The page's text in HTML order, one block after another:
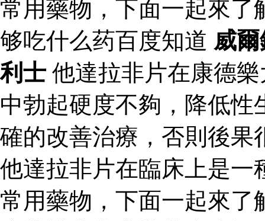
常用藥物，下面一起來
够吃什么药百度知道 威
利士 他達拉非片在康德
中勃起硬度不夠，降低
確的改善治療，否則後果
他達拉非片在臨床上是一
常用藥物，下面一起來